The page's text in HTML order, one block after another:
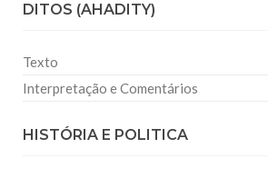
DITOS (AHADITY)
Texto
Interpretação e Comentários
HISTÓRIA E POLITICA